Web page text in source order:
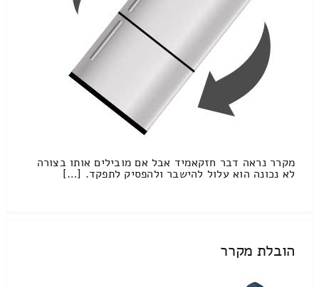
מקרר נראה דבר חזקאמיד אבל אם מובילים אותו בצורה
לא נכונה הוא עלול להישבר ולהפסיק לתפקד. […]
הובלת מקרר